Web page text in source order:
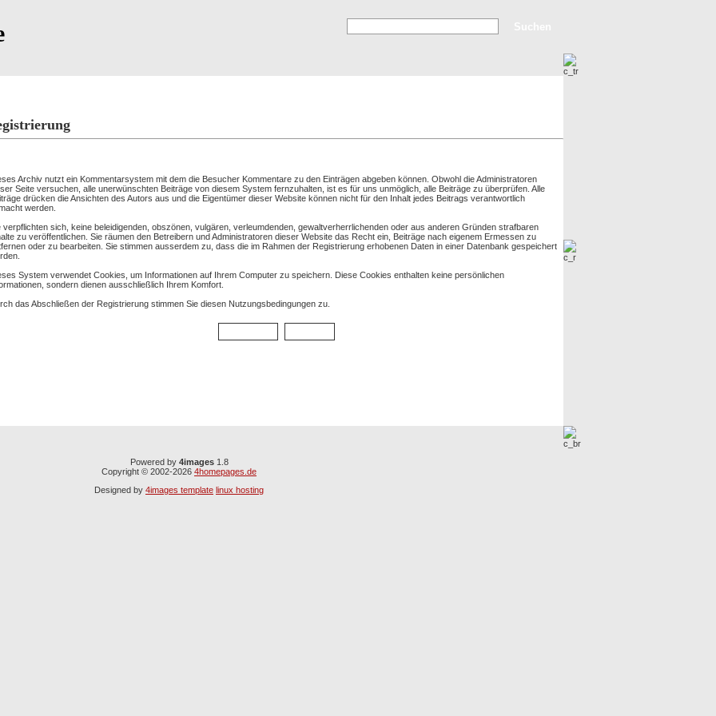
Archiv nutzt ein Kommentarsystem mit dem die Besucher Kommentare zu den Einträgen abgeben können. Obwohl die Administratoren
Seite versuchen, alle unerwünschten Beiträge von diesem System fernzuhalten, ist es für uns unmöglich, alle Beiträge zu überprüfen. Alle
drücken die Ansichten des Autors aus und die Eigentümer dieser Website können nicht für den Inhalt jedes Beitrags verantwortlich
werden.
verpflichten sich, keine beleidigenden, obszönen, vulgären, verleumdenden, gewaltverherrlichenden oder aus anderen Gründen strafbaren
zu veröffentlichen. Sie räumen den Betreibern und Administratoren dieser Website das Recht ein, Beiträge nach eigenem Ermessen zu
oder zu bearbeiten. Sie stimmen ausserdem zu, dass die im Rahmen der Registrierung erhobenen Daten in einer Datenbank gespeichert
System verwendet Cookies, um Informationen auf Ihrem Computer zu speichern. Diese Cookies enthalten keine persönlichen
sondern dienen ausschließlich Ihrem Komfort.
das Abschließen der Registrierung stimmen Sie diesen Nutzungsbedingungen zu.
Powered by 4images1.8
Copyright © 2002-2026 4homepages.de
Designed by 4images template linux hosting